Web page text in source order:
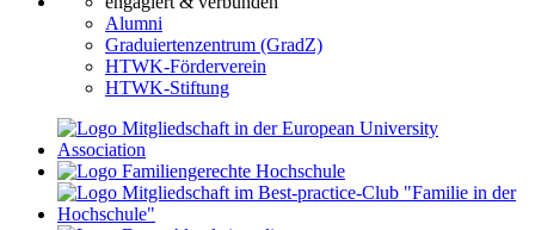
Alumni
Graduiertenzentrum (GradZ)
HTWK-Förderverein
HTWK-Stiftung